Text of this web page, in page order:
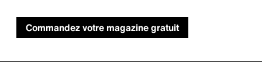
Commandez votre magazine gratuit